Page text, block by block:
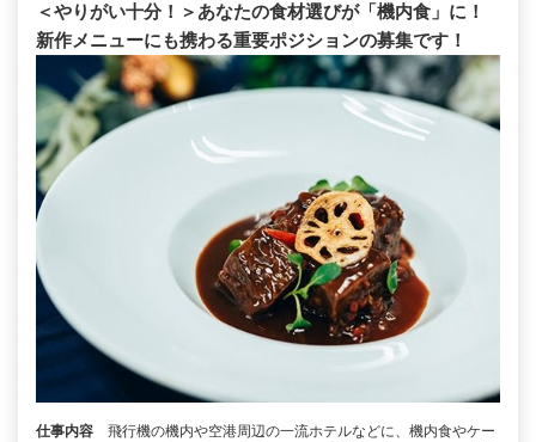
＜やりがい十分！＞あなたの食材選びが「機内食」に！
新作メニューにも携わる重要ポジションの募集です！
仕事内容
飛行機の機内や空港周辺の一流ホテルなどに、機内食やケー